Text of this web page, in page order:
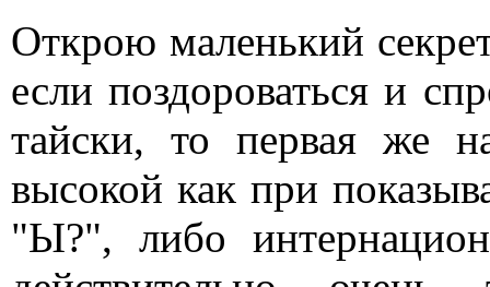
Открою маленький
если поздороваться и
тайски, то первая же
высокой как при
"Ы?", либо